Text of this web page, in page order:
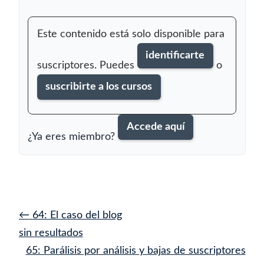
Este contenido está solo disponible para
suscriptores. Puedes
identificarte
o
suscribirte a los cursos
¿Ya eres miembro?
Accede aquí
Navegación
de
entrada
← 64: El caso del blog
sin resultados
65: Parálisis por análisis y bajas de suscriptores